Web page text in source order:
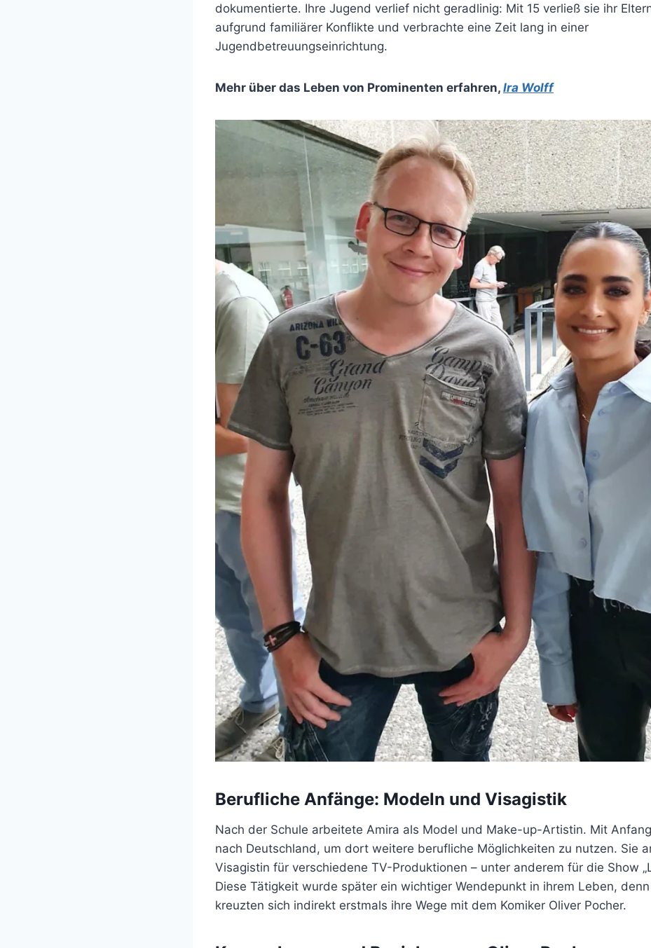
dokumentierte. Ihre Jugend verlief nicht geradlinig: Mit 15 verließ sie ihr
aufgrund familiärer Konflikte und verbrachte eine Zeit lang in einer
Jugendbetreuungseinrichtung.
Mehr über das Leben von Prominenten erfahren, Ira Wolff
Berufliche Anfänge: Modeln und Visagistik
Nach der Schule arbeitete Amira als Model und Make-up-Artistin. Mit
nach Deutschland, um dort weitere berufliche Möglichkeiten zu nutzen. Sie
Visagistin für verschiedene TV-Produktionen – unter anderem für die Show
Diese Tätigkeit wurde später ein wichtiger Wendepunkt in ihrem Leben,
kreuzten sich indirekt erstmals ihre Wege mit dem Komiker Oliver Pocher.